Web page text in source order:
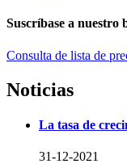
Suscríbase a nuestro
Consulta de lista de
Noticias
La tasa de
31-12-2021